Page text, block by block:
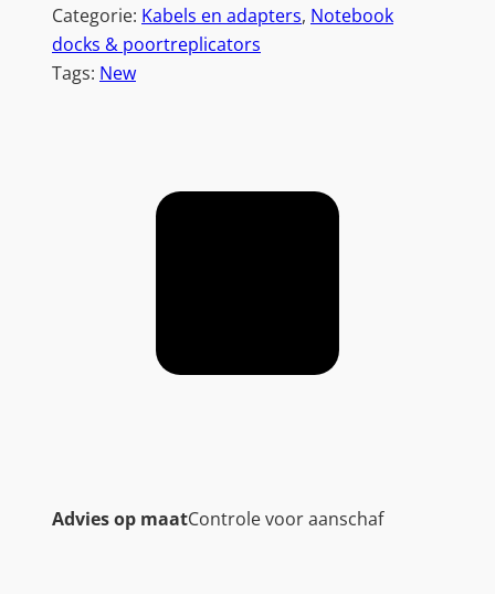
Categorie: Kabels en adapters, Notebook
docks & poortreplicators
Tags: New
Advies op maatControle voor aanschaf